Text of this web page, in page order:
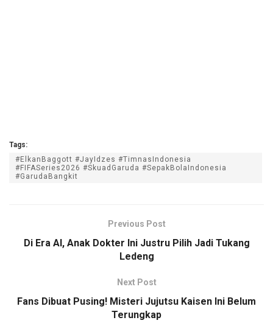
Tags:
#ElkanBaggott #JayIdzes #TimnasIndonesia
#FIFASeries2026 #SkuadGaruda #SepakBolaIndonesia
#GarudaBangkit
Previous Post
Di Era AI, Anak Dokter Ini Justru Pilih Jadi Tukang
Ledeng
Next Post
Fans Dibuat Pusing! Misteri Jujutsu Kaisen Ini Belum
Terungkap